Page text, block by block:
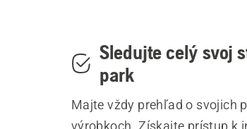
Sledujte celý svoj
park
Majte vždy prehľad o svojich
výrobkoch. Získajte prístup k